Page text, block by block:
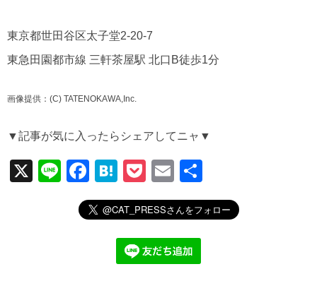
東京都世田谷区太子堂2-20-7
東急田園都市線 三軒茶屋駅 北口B徒歩1分
画像提供：(C) TATENOKAWA,Inc.
▼記事が気に入ったらシェアしてニャ▼
X
Li
F
a
c
H
at
e
n
a
P
o
ck
et
E
m
ail
有